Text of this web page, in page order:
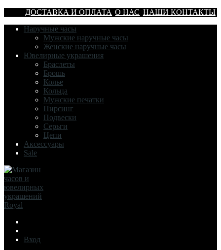
ДОСТАВКА И ОПЛАТА О НАС НАШИ КОНТАКТЫ
Наручные часы
Мужские наручные часы
Женские наручные часы
Ювелирные украшения
Браслеты
Брошь
Колье
Кольца
Мужские печатки
Пирсинг
Подвески
Серьги
Цепи
Аксессуары
Sale
Вход